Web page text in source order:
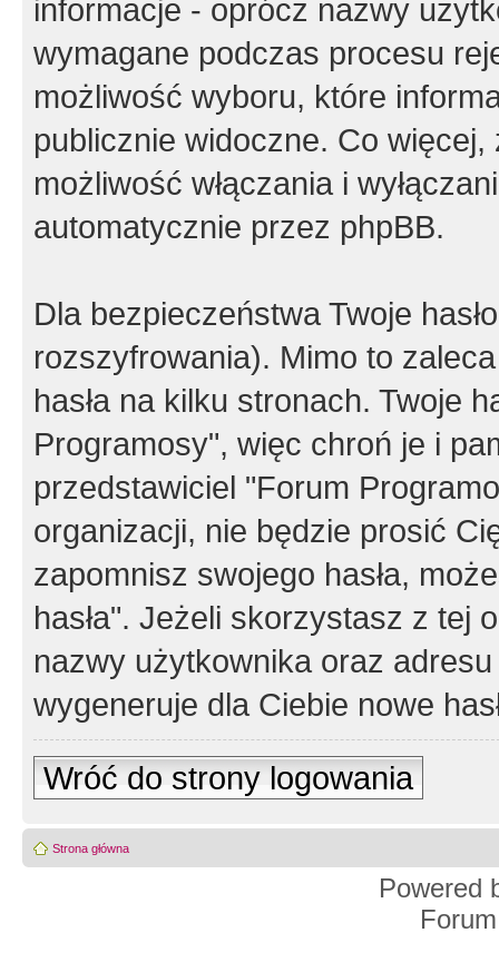
informacje - oprócz nazwy
wymagane podczas procesu
możliwość wyboru, które
publicznie widoczne. Co
możliwość włączania i
automatycznie przez phpBB.
Dla bezpieczeństwa Twoje
rozszyfrowania). Mimo to
hasła na kilku stronach. Twoje
Programosy", więc chroń je i
przedstawiciel "Forum
organizacji, nie będzie prosić
zapomnisz swojego hasła,
hasła". Jeżeli skorzystasz z tej
nazwy użytkownika oraz
wygeneruje dla Ciebie nowe
Wróć do strony logowania
Strona główna
Powered